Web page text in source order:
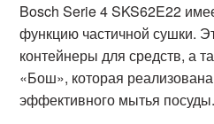
Bosch Serie 4 SKS62E22
функцию частичной сушки.
контейнеры для средств, а
«Бош», которая
эффективного мытья посуды.